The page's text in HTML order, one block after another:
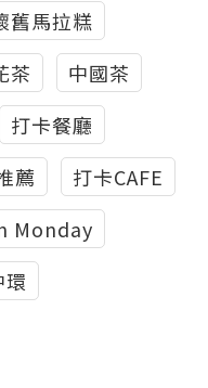
舊馬拉糕
茶
中國茶
打卡餐廳
薦
打卡CAFE
Monday
環